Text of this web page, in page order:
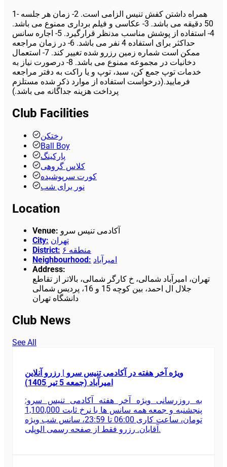
1- همراه داشتن کفش تنیس الزامی است. 2- زمان هر جلسه
50 دقیقه می باشد. 3- عکاسی و فیلم برداری ممنوع می باشد.
4- استفاده از پوشش مناسب مدنظر قرارگیرد. 5- اجاره سانس
حداکثر برای استفاده 4 نفر می باشد. 6- در زمان مراجعه
ممکن است شماره زمین رزرو شده تغییر کند. 7- استعمال
دخانیات در مجموعه ممنوع می باشد. 8- درصورت نیاز به
خدمات توپ جمع کن، سبد، توپ و یا راکت به دفتر مراجعه
فرمایید.(درخواست استفاده از موارد ذکر شده مستلزم
پرداخت هزینه جداگانه می باشد.)
Club Facilities
رختکن
Ball Boy
پارکینگ
کلاس گروهی
کورت سرپوشیده
نور برای شب
Location
Venue: آکادمی تنیس سرو
City: تهران
District:
منطقه ۶
Neighbourhood: امیرآباد
Address:
تهران، امیرآباد شمالی، خ کارگر شمالی، بالاتر از تقاطع
جلال ال احمد، بین کوچه 15 و 16، پردیس شمالی
دانشگاه تهران
Club News
See All
ویژه آخر هفته در آکادمی تنیس سرو | رزرو آنلاین
امیرآباد (جمعه 5 تیر 1405)
به روزرسانی ویژه آخر هفته آکادمی تنیس سرو:
پنجشنبه و جمعه همه سانس ها با نرخ ثابت 1,100,000
تومان، ساعت کاری 06:00 تا 23:59، سانس شب ویژه
آقایان. رزرو فقط از صفحه رسمی الوپلی.